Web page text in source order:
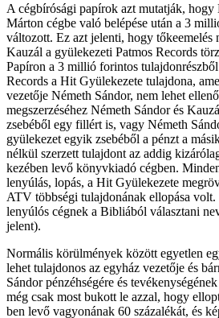
A cégbírósági papírok azt mutatják, hogy
Márton cégbe való belépése után a 3
változott. Ez azt jelenti, hogy tőkeemelés
Kauzál a gyülekezeti Patmos Records
Papíron a 3 millió forintos
Records a Hit Gyülekezete tulajdona,
vezetője Németh Sándor, nem lehet
megszerzéséhez Németh Sándor és
zsebéből egy fillért is, vagy Németh
gyülekezet egyik zsebéből a pénzt a
nélkül szerzett tulajdont az addig
kezében levő könyvkiadó cégben.
lenyúlás, lopás, a Hit Gyülekezete
ATV többségi tulajdonának ellopása
lenyúlós cégnek a Bibliából választani
jelent).
Normális körülmények között egyetlen
lehet tulajdonos az egyház vezetője és
Sándor pénzéhségére és
még csak most bukott le azzal, hogy
ben levő vagyonának 60 százalékát, és